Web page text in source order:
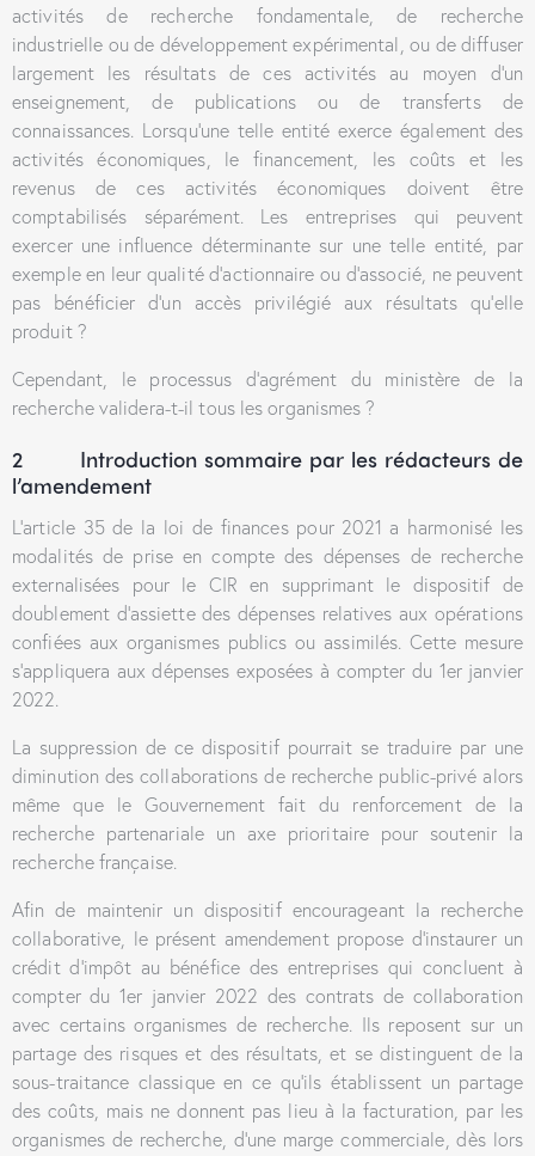
activités de recherche fondamentale, de recherche
industrielle ou de développement expérimental, ou de diffuser
largement les résultats de ces activités au moyen d’un
enseignement, de publications ou de transferts de
connaissances. Lorsqu’une telle entité exerce également des
activités économiques, le financement, les coûts et les
revenus de ces activités économiques doivent être
comptabilisés séparément. Les entreprises qui peuvent
exercer une influence déterminante sur une telle entité, par
exemple en leur qualité d’actionnaire ou d’associé, ne peuvent
pas bénéficier d’un accès privilégié aux résultats qu’elle
produit ?
Cependant, le processus d’agrément du ministère de la
recherche validera-t-il tous les organismes ?
2 Introduction sommaire par les rédacteurs de
l’amendement
L’article 35 de la loi de finances pour 2021 a harmonisé les
modalités de prise en compte des dépenses de recherche
externalisées pour le CIR en supprimant le dispositif de
doublement d’assiette des dépenses relatives aux opérations
confiées aux organismes publics ou assimilés. Cette mesure
s’appliquera aux dépenses exposées à compter du 1er janvier
2022.
La suppression de ce dispositif pourrait se traduire par une
diminution des collaborations de recherche public-privé alors
même que le Gouvernement fait du renforcement de la
recherche partenariale un axe prioritaire pour soutenir la
recherche française.
Afin de maintenir un dispositif encourageant la recherche
collaborative, le présent amendement propose d’instaurer un
crédit d’impôt au bénéfice des entreprises qui concluent à
compter du 1er janvier 2022 des contrats de collaboration
avec certains organismes de recherche. Ils reposent sur un
partage des risques et des résultats, et se distinguent de la
sous-traitance classique en ce qu’ils établissent un partage
des coûts, mais ne donnent pas lieu à la facturation, par les
organismes de recherche, d’une marge commerciale, dès lors